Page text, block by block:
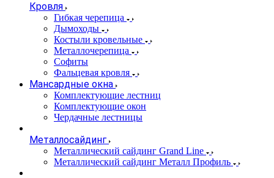
Кровля
Гибкая черепица
Дымоходы
Костыли кровельные
Металлочерепица
Софиты
Фальцевая кровля
Мансардные окна
Комплектующие лестниц
Комплектующие окон
Чердачные лестницы
Металлосайдинг
Металлический сайдинг Grand Line
Металлический сайдинг Металл Профиль